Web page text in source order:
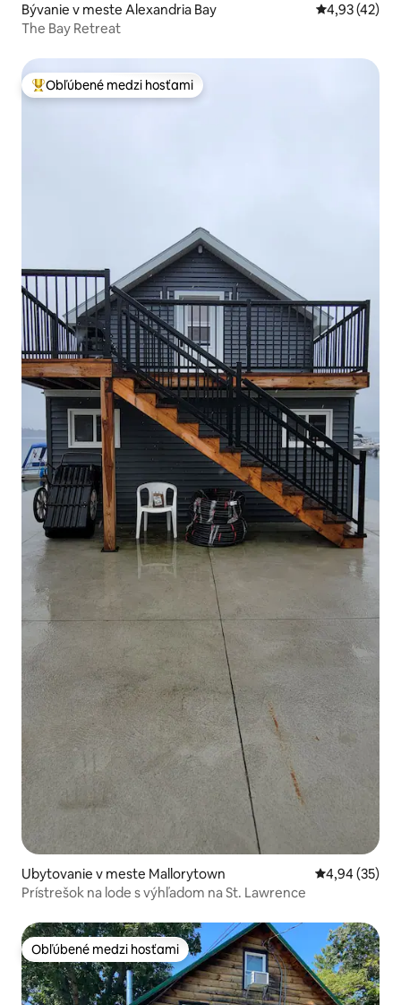
Bývanie v meste Alexandria Bay Priemerné
4,93 (42)
The Bay Retreat
Najobľúbenejšie medzi hosťami
Obľúbené medzi hosťami
Ubytovanie v meste Mallorytown Priemerné
4,94 (35)
Prístrešok na lode s výhľadom na St. Lawrence
Obľúbené medzi hosťami
Obľúbené medzi hosťami